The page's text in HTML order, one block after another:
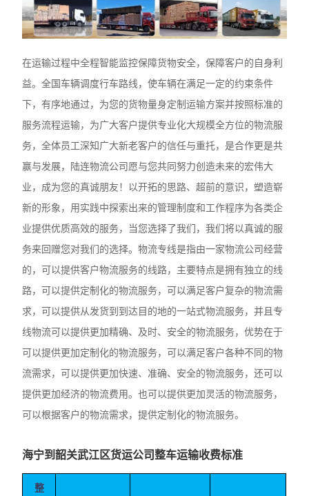
在运输过程中全程智能监控保障货物安全，保障客户的自身利
益。全国车辆调度行车路线，使车辆在满足一定的约束条件
下，有序地通过，为您的货物量身定制运输方案并按照标准的
服务流程运输，为广大客户提供专业化大规模全方位的物流服
务，全体员工深知广大新老客户的信任与重托，是合作更是共
赢与发展，陆连物流公司愿与您共同努力创造未来的宏伟大
业，成为您的真诚朋友！以开拓的思路、超前的意识，塑造崭
新的形象，用实践中探索出来的管理制度和工作程序为各类企
业提供优质高效的服务，当您选择了我们，我们将以真诚的服
务来回赠您对我们的选择。物流专线是指由一家物流公司经营
的，可以提供客户物流服务的线路，主要特点是拥有独立的线
路，可以提供定制化的物流服务，可以满足客户复杂的物流需
求，可以提供从发货到到达目的地的一站式物流服务，并且专
线物流可以提供更加精确、及时、安全的物流服务，优势在于
可以提供更加定制化的物流服务，可以满足客户各种不同的物
流需求，可以提供更加快速、准确、安全的物流服务，还可以
提供更加经济的物流费用。也可以提供更加灵活的物流服务，
可以根据客户的物流需求，提供定制化的物流服务。
海宁到韶关武江区货运公司整车运输收费标准
整